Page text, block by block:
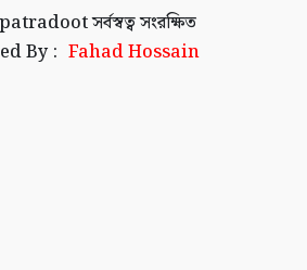
patradootসর্বস্বত্ব সংরক্ষিত
By : Fahad Hossain